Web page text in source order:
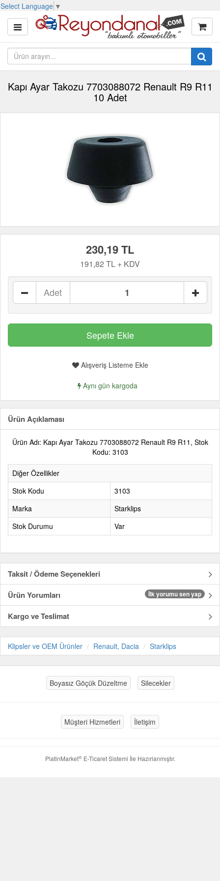
Select Language ▼
Kapı Ayar Takozu 7703088072 Renault R9 R11
10 Adet
230,19 TL
191,82 TL + KDV
Adet
Alışveriş Listeme Ekle
Aynı gün kargoda
Ürün Açıklaması
Ürün Adı: Kapı Ayar Takozu 7703088072 Renault R9 R11, Stok
Kodu: 3103
Diğer Özellikler
Stok Kodu
3103
Marka
Starklips
Stok Durumu
Var
Taksit / Ödeme Seçenekleri
Ürün Yorumları
İlk yorumu sen yap
Kargo ve Teslimat
Klipsler ve OEM Ürünler Renault, Dacia Starklips
Boyasız Göçük Düzeltme Silecekler
Müşteri Hizmetleri İletişim
PlatinMarket®E-Ticaret Sistemi İle Hazırlanmıştır.